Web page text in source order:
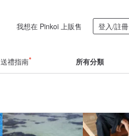
我想在 Pinkoi 上販售 登入/註冊
送禮指南 所有分類